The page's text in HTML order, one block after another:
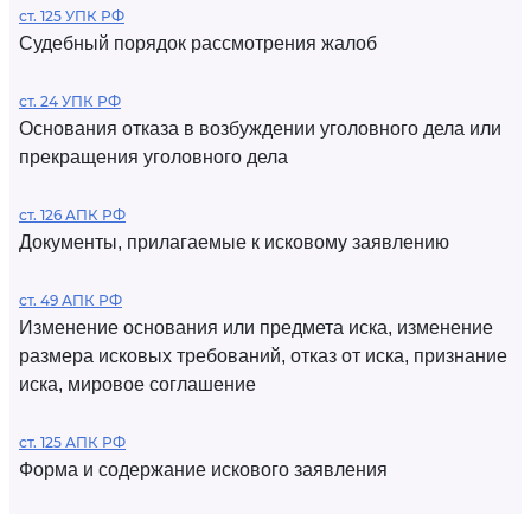
ст. 125 УПК РФ
Судебный порядок рассмотрения жалоб
ст. 24 УПК РФ
Основания отказа в возбуждении уголовного дела или
прекращения уголовного дела
ст. 126 АПК РФ
Документы, прилагаемые к исковому заявлению
ст. 49 АПК РФ
Изменение основания или предмета иска, изменение
размера исковых требований, отказ от иска, признание
иска, мировое соглашение
ст. 125 АПК РФ
Форма и содержание искового заявления